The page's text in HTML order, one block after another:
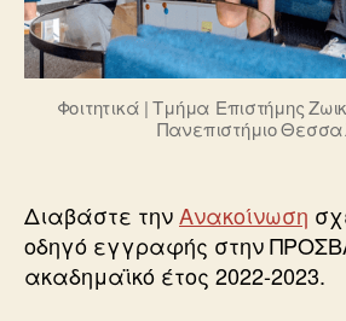
Φοιτητικά | Τμήμα Επιστήμης
Πανεπιστήμιο
Διαβάστε τηνΑνακοίνωση
οδηγό εγγραφής στην
ακαδημαϊκό έτος 2022-2023.